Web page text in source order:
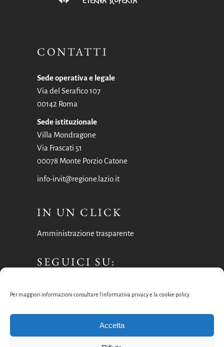
Per maggiori informazioni consultare l’informativa privacy e la cookie policy.
Accetta
CONTATTI
Sede operativa e legale
Via del Serafico 107
00142 Roma
Sede istituzionale
Villa Mondragone
Via Frascati 51
00078 Monte Porzio Catone
info-irvit@regione.lazio.it
IN UN CLICK
Amministrazione trasparente
SEGUICI SU: